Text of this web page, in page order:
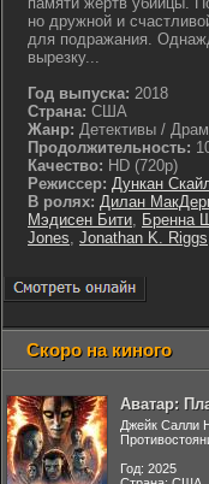
но дружной и
для подражания.
вырезку...
Год выпуска: 2018
Страна: США
Жанр: Детективы /
Продолжительность:
Качество: HD (720p)
Режиссер: Дункан
В ролях: Дилан
Мэдисен Бити, Бренна
Jones, Jonathan K. Riggs
Скоро на киного
Аватар:
Джейк Салли
Год: 2025